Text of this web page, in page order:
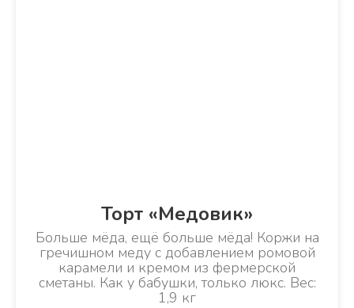
Торт «Медовик»
Больше мёда, ещё больше мёда! Коржи на
гречишном меду с добавлением ромовой
карамели и кремом из фермерской
сметаны. Как у бабушки, только люкс. Вес:
1,9 кг